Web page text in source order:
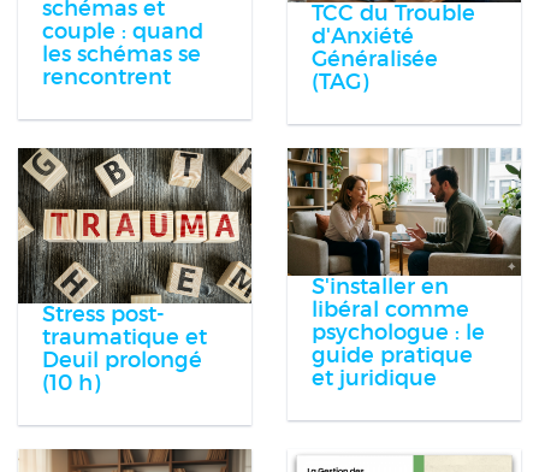
schémas et
couple : quand
les schémas se
rencontrent
TCC du Trouble
d'Anxiété
Généralisée
(TAG)
Stress post-
traumatique et
Deuil prolongé
(10 h)
S'installer en
libéral comme
psychologue : le
guide pratique
et juridique